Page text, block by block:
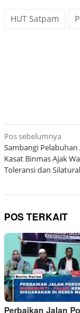
HUT Satpam
Navigasi
pos
Pos sebelumnya
Sambangi Pelabuhan
Kasat Binmas Ajak
Toleransi dan
POS TERKAIT
Perbaikan Jalan